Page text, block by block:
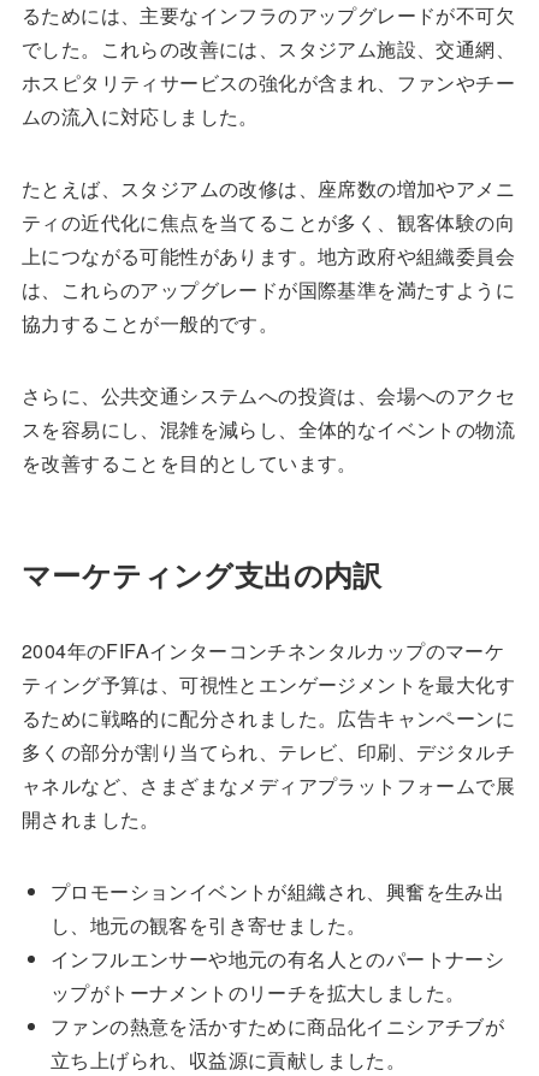
るためには、主要なインフラのアップグレードが不可欠
でした。これらの改善には、スタジアム施設、交通網、
ホスピタリティサービスの強化が含まれ、ファンやチー
ムの流入に対応しました。
たとえば、スタジアムの改修は、座席数の増加やアメニ
ティの近代化に焦点を当てることが多く、観客体験の向
上につながる可能性があります。地方政府や組織委員会
は、これらのアップグレードが国際基準を満たすように
協力することが一般的です。
さらに、公共交通システムへの投資は、会場へのアクセ
スを容易にし、混雑を減らし、全体的なイベントの物流
を改善することを目的としています。
マーケティング支出の内訳
2004年のFIFAインターコンチネンタルカップのマーケ
ティング予算は、可視性とエンゲージメントを最大化す
るために戦略的に配分されました。広告キャンペーンに
多くの部分が割り当てられ、テレビ、印刷、デジタルチ
ャネルなど、さまざまなメディアプラットフォームで展
開されました。
プロモーションイベントが組織され、興奮を生み出
し、地元の観客を引き寄せました。
インフルエンサーや地元の有名人とのパートナーシ
ップがトーナメントのリーチを拡大しました。
ファンの熱意を活かすために商品化イニシアチブが
立ち上げられ、収益源に貢献しました。